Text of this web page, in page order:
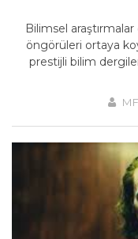
Bilimsel
öngörüleri ortaya
prestijli bilim